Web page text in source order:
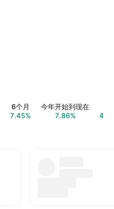
6个月
7.45%
今年开始到现在
7.86%